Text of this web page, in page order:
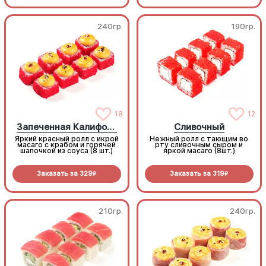
240гр.
18
Запеченная Калифорния
Яркий красный ролл с икрой
масаго с крабом и горячей
шапочкой из соуса (8 шт.)
Заказать за 329R
190гр.
12
Сливочный
Нежный ролл с тающим во
рту сливочным сыром и
яркой масаго (8шт.)
Заказать за 319R
210гр. 240гр.